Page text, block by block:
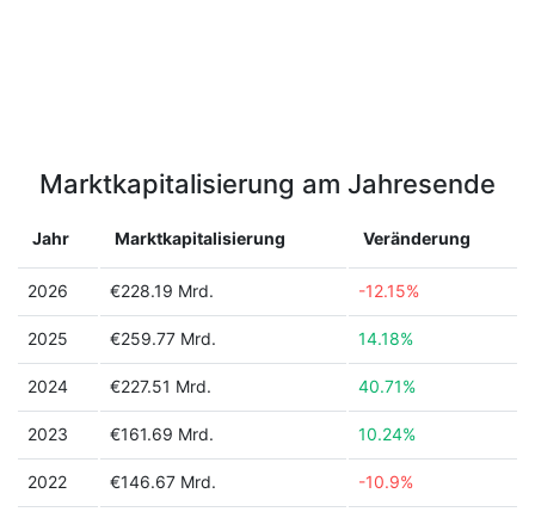
Marktkapitalisierung am Jahresende
Jahr Marktkapitalisierung Veränderung
2026 €228.19 Mrd. -12.15%
2025 €259.77 Mrd. 14.18%
2024 €227.51 Mrd. 40.71%
2023 €161.69 Mrd. 10.24%
2022 €146.67 Mrd. -10.9%